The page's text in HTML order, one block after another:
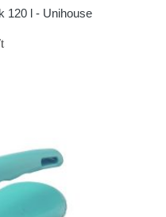
120 l - Unihouse